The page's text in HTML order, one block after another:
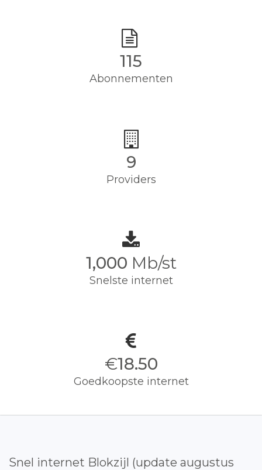
115
Abonnementen
9
Providers
1,000 Mb/st
Snelste internet
€18.50
Goedkoopste internet
Snel internet Blokzijl (update augustus